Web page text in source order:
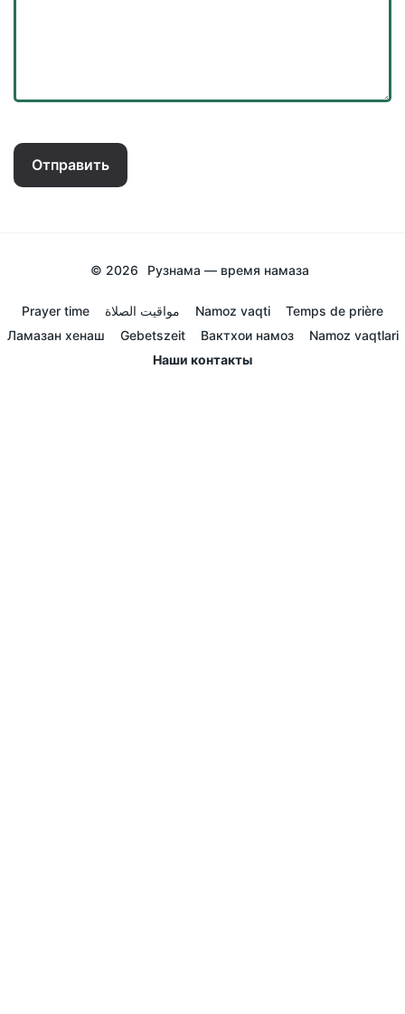
Отправить
© 2026 Рузнама — время намаза
Prayer time مواقيت الصلاة Namoz vaqti
Temps de prière
Ламазан хенаш
Gebetszeit Вактхои намоз
Namoz vaqtlari
Наши контакты